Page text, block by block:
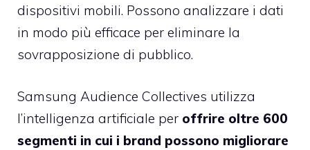
dispositivi mobili. Possono analizzare i dati
in modo più efficace per eliminare la
sovrapposizione di pubblico.
Samsung Audience Collectives utilizza
l’intelligenza artificiale per offrire oltre 600
segmenti in cui i brand possono migliorare